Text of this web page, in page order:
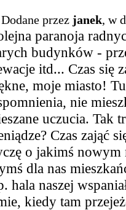
Dodane przez janek, w
paranoja
budynków -
itd... Czas się
moje miasto!
nie
uczucia. Tak
Czas zająć
o jakimś
dla nas
hala naszej
kiedy tam